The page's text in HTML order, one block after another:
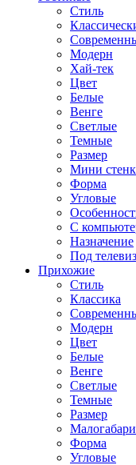
Стиль
Модерн
Хай-тек
Цвет
Белые
Венге
Светлые
Темные
Размер
Мини
Форма
Угловые
С
Назначение
Под
Прихожие
Стиль
Классика
Модерн
Цвет
Белые
Венге
Светлые
Темные
Размер
Форма
Угловые